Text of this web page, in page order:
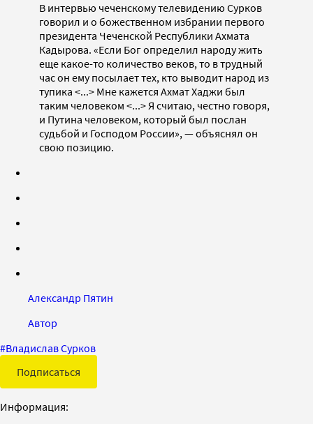
В интервью чеченскому телевидению Сурков
говорил и о божественном избрании первого
президента Чеченской Республики Ахмата
Кадырова. «Если Бог определил народу жить
еще какое-то количество веков, то в трудный
час он ему посылает тех, кто выводит народ из
тупика <...> Мне кажется Ахмат Хаджи был
таким человеком <...> Я считаю, честно говоря,
и Путина человеком, который был послан
судьбой и Господом России», — объяснял он
свою позицию.
Александр Пятин
Автор
#Владислав Сурков
Подписаться
Информация: